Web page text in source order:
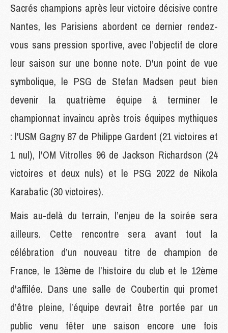
Sacrés champions après leur victoire décisive contre
Nantes, les Parisiens abordent ce dernier rendez-
vous sans pression sportive, avec l’objectif de clore
leur saison sur une bonne note. D'un point de vue
symbolique, le PSG de Stefan Madsen peut bien
devenir la quatrième équipe à terminer le
championnat invaincu après trois équipes mythiques
: l'USM Gagny 87 de Philippe Gardent (21 victoires et
1 nul), l'OM Vitrolles 96 de Jackson Richardson (24
victoires et deux nuls) et le PSG 2022 de Nikola
Karabatic (30 victoires).
Mais au-delà du terrain, l’enjeu de la soirée sera
ailleurs. Cette rencontre sera avant tout la
célébration d’un nouveau titre de champion de
France, le 13ème de l’histoire du club et le 12ème
d'affilée. Dans une salle de Coubertin qui promet
d’être pleine, l’équipe devrait être portée par un
public venu fêter une saison encore une fois